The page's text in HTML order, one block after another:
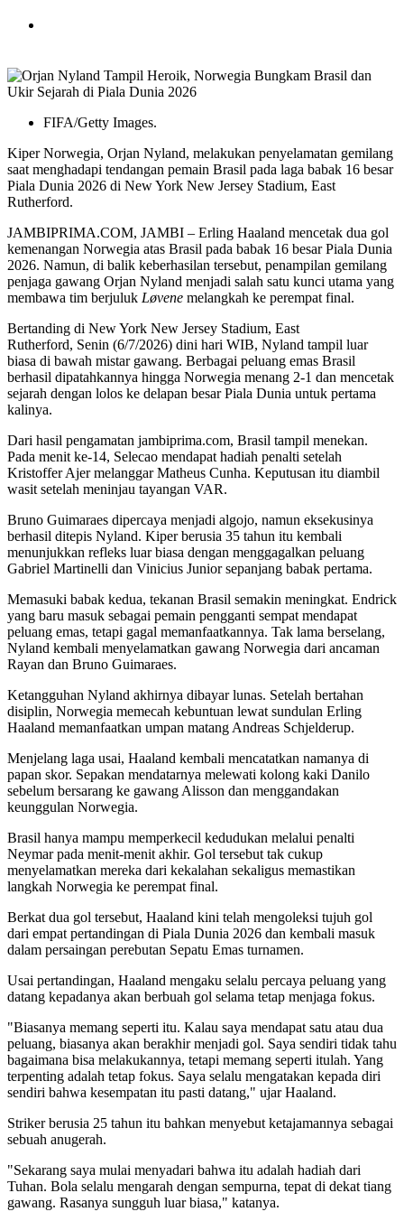
FIFA/Getty Images.
Kiper Norwegia, Orjan Nyland, melakukan penyelamatan gemilang
saat menghadapi tendangan pemain Brasil pada laga babak 16 besar
Piala Dunia 2026 di New York New Jersey Stadium, East
Rutherford.
JAMBIPRIMA.COM, JAMBI – Erling Haaland mencetak dua gol
kemenangan Norwegia atas Brasil pada babak 16 besar Piala Dunia
2026. Namun, di balik keberhasilan tersebut, penampilan gemilang
penjaga gawang Orjan Nyland menjadi salah satu kunci utama yang
membawa tim berjuluk Løvene melangkah ke perempat final.
Bertanding di New York New Jersey Stadium, East
Rutherford, Senin (6/7/2026) dini hari WIB, Nyland tampil luar
biasa di bawah mistar gawang. Berbagai peluang emas Brasil
berhasil dipatahkannya hingga Norwegia menang 2-1 dan mencetak
sejarah dengan lolos ke delapan besar Piala Dunia untuk pertama
kalinya.
Dari hasil pengamatan jambiprima.com, Brasil tampil menekan.
Pada menit ke-14, Selecao mendapat hadiah penalti setelah
Kristoffer Ajer melanggar Matheus Cunha. Keputusan itu diambil
wasit setelah meninjau tayangan VAR.
Bruno Guimaraes dipercaya menjadi algojo, namun eksekusinya
berhasil ditepis Nyland. Kiper berusia 35 tahun itu kembali
menunjukkan refleks luar biasa dengan menggagalkan peluang
Gabriel Martinelli dan Vinicius Junior sepanjang babak pertama.
Memasuki babak kedua, tekanan Brasil semakin meningkat. Endrick
yang baru masuk sebagai pemain pengganti sempat mendapat
peluang emas, tetapi gagal memanfaatkannya. Tak lama berselang,
Nyland kembali menyelamatkan gawang Norwegia dari ancaman
Rayan dan Bruno Guimaraes.
Ketangguhan Nyland akhirnya dibayar lunas. Setelah bertahan
disiplin, Norwegia memecah kebuntuan lewat sundulan Erling
Haaland memanfaatkan umpan matang Andreas Schjelderup.
Menjelang laga usai, Haaland kembali mencatatkan namanya di
papan skor. Sepakan mendatarnya melewati kolong kaki Danilo
sebelum bersarang ke gawang Alisson dan menggandakan
keunggulan Norwegia.
Brasil hanya mampu memperkecil kedudukan melalui penalti
Neymar pada menit-menit akhir. Gol tersebut tak cukup
menyelamatkan mereka dari kekalahan sekaligus memastikan
langkah Norwegia ke perempat final.
Berkat dua gol tersebut, Haaland kini telah mengoleksi tujuh gol
dari empat pertandingan di Piala Dunia 2026 dan kembali masuk
dalam persaingan perebutan Sepatu Emas turnamen.
Usai pertandingan, Haaland mengaku selalu percaya peluang yang
datang kepadanya akan berbuah gol selama tetap menjaga fokus.
"Biasanya memang seperti itu. Kalau saya mendapat satu atau dua
peluang, biasanya akan berakhir menjadi gol. Saya sendiri tidak tahu
bagaimana bisa melakukannya, tetapi memang seperti itulah. Yang
terpenting adalah tetap fokus. Saya selalu mengatakan kepada diri
sendiri bahwa kesempatan itu pasti datang," ujar Haaland.
Striker berusia 25 tahun itu bahkan menyebut ketajamannya sebagai
sebuah anugerah.
"Sekarang saya mulai menyadari bahwa itu adalah hadiah dari
Tuhan. Bola selalu mengarah dengan sempurna, tepat di dekat tiang
gawang. Rasanya sungguh luar biasa," katanya.